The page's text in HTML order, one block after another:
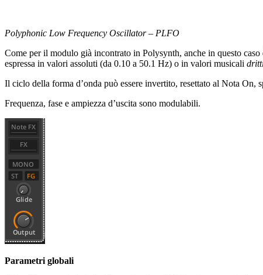
Polyphonic Low Frequency Oscillator – PLFO
Come per il modulo già incontrato in Polysynth, anche in questo
espressa in valori assoluti (da 0.10 a 50.1 Hz) o in valori musicali
Il ciclo della forma d’onda può essere invertito, resettato al Nota On,
Frequenza, fase e ampiezza d’uscita sono modulabili.
Parametri globali